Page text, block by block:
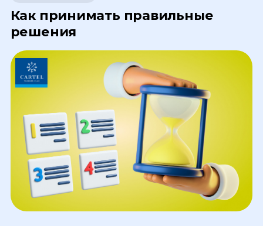
Как принимать правильные
решения